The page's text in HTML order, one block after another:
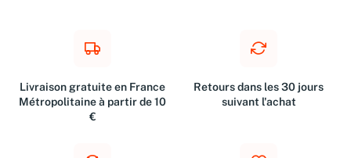
Livraison gratuite en France
Métropolitaine à partir de 10
€
Retours dans les 30 jours
suivant l'achat